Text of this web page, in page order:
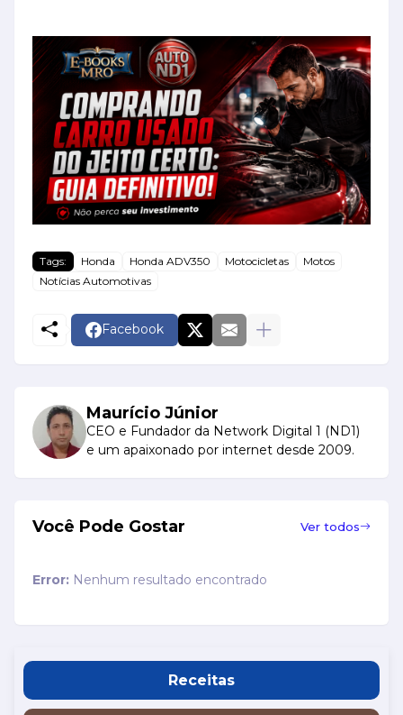
Tags: Honda Honda ADV350 Motocicletas
Motos
Notícias Automotivas
Facebook
Maurício Júnior
CEO e Fundador da Network Digital 1 (ND1)
e um apaixonado por internet desde 2009.
Você Pode Gostar Ver todos
Error: Nenhum resultado encontrado
Receitas